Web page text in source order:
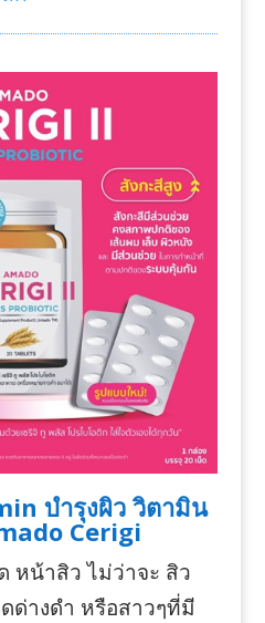
บำรุงผิว วิตามิน
Cerigi
หน้าสิว ไม่ว่าจะ สิว
ด่างดำ หรือสาวๆที่มี